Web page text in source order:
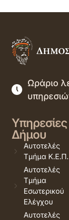
Ωράριο
Υπηρεσίες
Δήμου
Αυτοτελές
Τμήμα Κ.Ε.Π.
Αυτοτελές
Τμήμα
Εσωτερικού
Ελέγχου
Αυτοτελές